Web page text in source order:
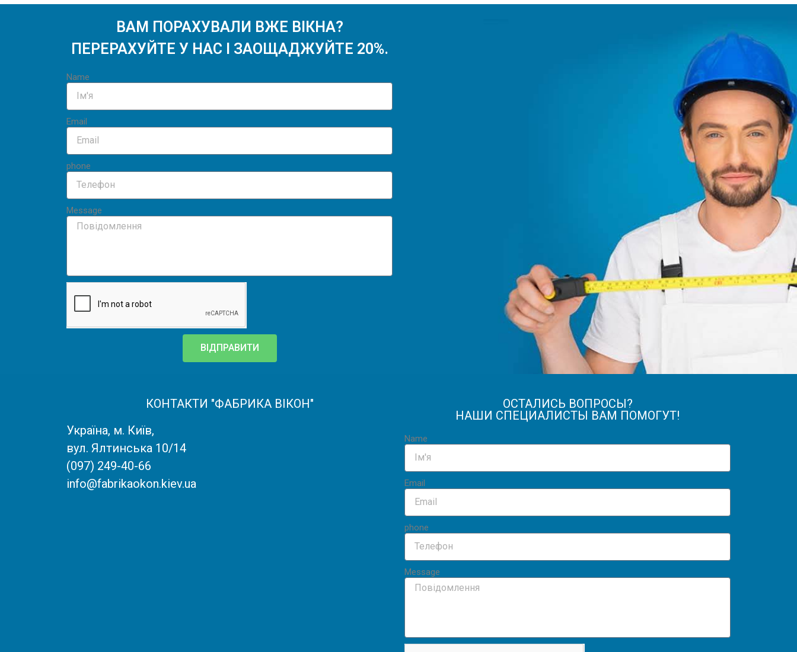
ВАМ ПОРАХУВАЛИ ВЖЕ ВІКНА?
ПЕРЕРАХУЙТЕ У НАС І ЗАОЩАДЖУЙТЕ 20%.
Name
Email
phone
Message
ВІДПРАВИТИ
КОНТАКТИ "ФАБРИКА ВІКОН"
Україна, м. Київ,
вул. Ялтинська 10/14
(097) 249-40-66
info@fabrikaokon.kiev.ua
ОСТАЛИСЬ ВОПРОСЫ?
НАШИ СПЕЦИАЛИСТЫ ВАМ ПОМОГУТ!
Name
Email
phone
Message